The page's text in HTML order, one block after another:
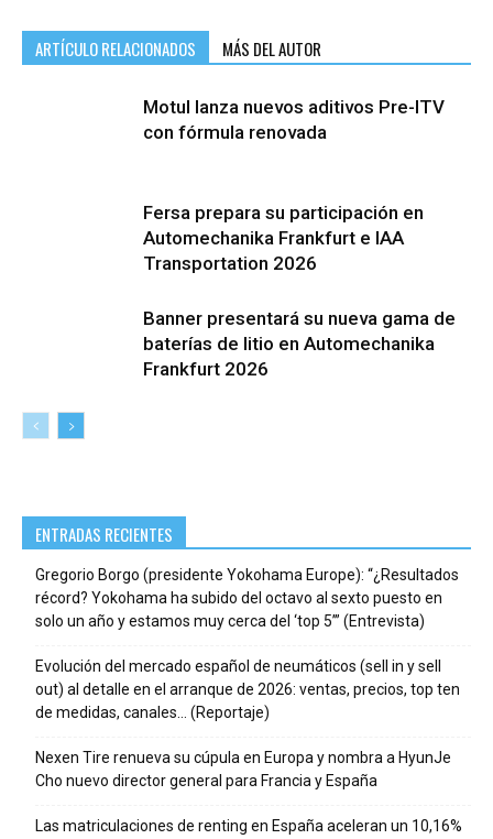
ARTÍCULO RELACIONADOS MÁS DEL AUTOR
Motul lanza nuevos aditivos Pre-ITV
con fórmula renovada
Fersa prepara su participación en
Automechanika Frankfurt e IAA
Transportation 2026
Banner presentará su nueva gama de
baterías de litio en Automechanika
Frankfurt 2026
ENTRADAS RECIENTES
Gregorio Borgo (presidente Yokohama Europe): “¿Resultados
récord? Yokohama ha subido del octavo al sexto puesto en
solo un año y estamos muy cerca del ‘top 5’” (Entrevista)
Evolución del mercado español de neumáticos (sell in y sell
out) al detalle en el arranque de 2026: ventas, precios, top ten
de medidas, canales… (Reportaje)
Nexen Tire renueva su cúpula en Europa y nombra a HyunJe
Cho nuevo director general para Francia y España
Las matriculaciones de renting en España aceleran un 10,16%